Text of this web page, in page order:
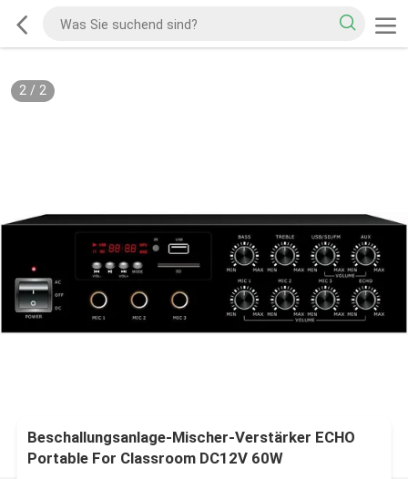
2/ 2
Beschallungsanlage-Mischer-Verstärker ECHO
Portable For Classroom DC12V 60W